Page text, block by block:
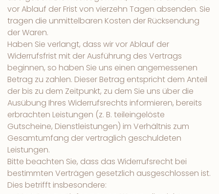
vor Ablauf der Frist von vierzehn Tagen absenden. Sie
tragen die unmittelbaren Kosten der Rücksendung
der Waren.
Haben Sie verlangt, dass wir vor Ablauf der
Widerrufsfrist mit der Ausführung des Vertrags
beginnen, so haben Sie uns einen angemessenen
Betrag zu zahlen. Dieser Betrag entspricht dem Anteil
der bis zu dem Zeitpunkt, zu dem Sie uns über die
Ausübung Ihres Widerrufsrechts informieren, bereits
erbrachten Leistungen (z. B. teileingelöste
Gutscheine, Dienstleistungen) im Verhältnis zum
Gesamtumfang der vertraglich geschuldeten
Leistungen.
Bitte beachten Sie, dass das Widerrufsrecht bei
bestimmten Verträgen gesetzlich ausgeschlossen ist.
Dies betrifft insbesondere: